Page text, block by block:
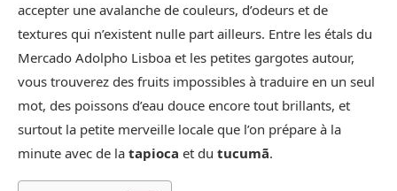
accepter une avalanche de couleurs, d’odeurs et de
textures qui n’existent nulle part ailleurs. Entre les étals du
Mercado Adolpho Lisboa et les petites gargotes autour,
vous trouverez des fruits impossibles à traduire en un seul
mot, des poissons d’eau douce encore tout brillants, et
surtout la petite merveille locale que l’on prépare à la
minute avec de la tapioca et du tucumã.